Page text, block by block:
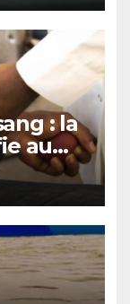
: la
au